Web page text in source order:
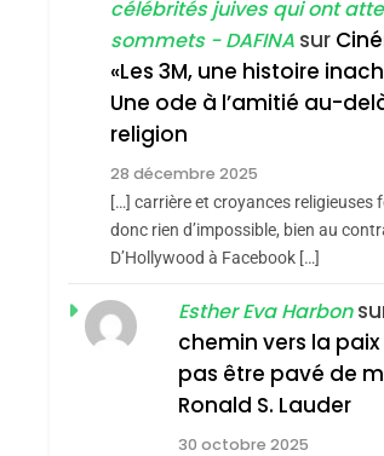
L’alliance
S’étendre À 13
D’Amérique
ISRAÉL JUDAISME
5
Meurtrière
Rapport D’ADL
Contre
L’antisémitisme
FRANCE ISRAÉL
FIÈRE, DIGNE ET
RÉSILIENTE :
POURQUOI JE
REVENDIQUE
JUDAÏTE Par
Zrihen-Dvir
ISRAÉL JUDAISME
CE QUI NOUS
MANQUE –
célébrités juives qui ont
sommets - DAFINA sur
«Les 3M, une histoire
Une ode à l’amitié au-
religion
28 décembre 2025
[…] carrière et croyances religieuses
donc rien d’impossible, bien au
D’Hollywood à Facebook […]
Esther Eva Harbon
chemin vers la
pas être pavé de
Ronald S. Lauder
30 octobre 2025